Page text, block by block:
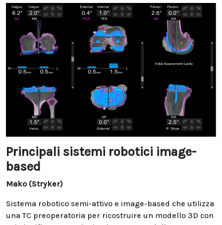
Principali sistemi robotici image-
based
Mako (Stryker)
Sistema robotico semi-attivo e image-based che utilizza
una TC preoperatoria per ricostruire un modello 3D con